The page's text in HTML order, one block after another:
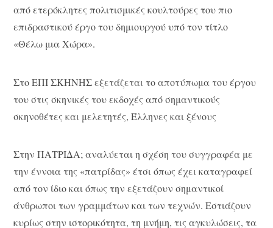
από ετερόκλητες πολιτισμικές κουλτούρες του πιο
επιδραστικού έργο του δημιουργού υπό τον τίτλο
«Θέλω μια Χώρα».
Στο ΕΠΙ ΣΚΗΝΗΣ εξετάζεται το αποτύπωμα του έργου
του στις σκηνικές του εκδοχές από σημαντικούς
σκηνοθέτες και μελετητές, Έλληνες και ξένους
Στην ΠΑΤΡΙΔΑ; αναλύεται η σχέση του συγγραφέα με
την έννοια της «πατρίδας» έτσι όπως έχει καταγραφεί
από τον ίδιο και όπως την εξετάζουν σημαντικοί
άνθρωποι των γραμμάτων και των τεχνών. Εστιάζουν
κυρίως στην ιστορικότητα, τη μνήμη, τις αγκυλώσεις, τα